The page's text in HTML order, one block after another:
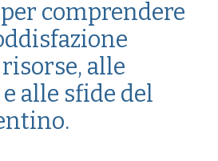
comprendere
alle
alle sfide del